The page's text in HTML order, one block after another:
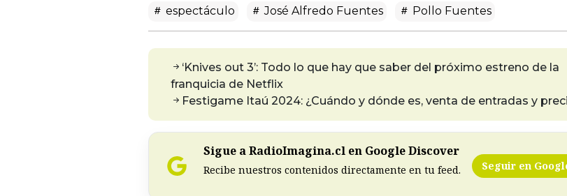
espectáculo José Alfredo Fuentes Pollo Fuentes
‘Knives out 3’: Todo lo que hay que saber del próximo estreno de la
franquicia de Netflix
Festigame Itaú 2024: ¿Cuándo y dónde es, venta de entradas y
Sigue a RadioImagina.cl en Google Discover
Recibe nuestros contenidos directamente en tu feed. Seguir en